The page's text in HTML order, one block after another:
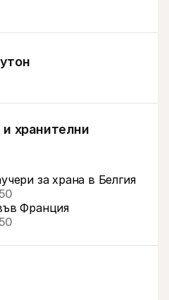
хранителни
за храна в Белгия
Франция